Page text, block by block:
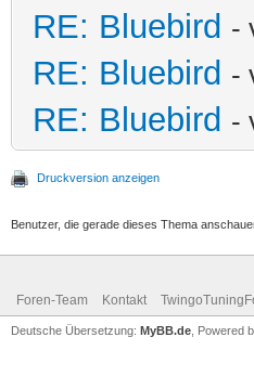
RE: Bluebird -
RE: Bluebird -
RE: Bluebird -
Druckversion anzeigen
Benutzer, die gerade dieses Thema
Foren-Team Kontakt
Deutsche Übersetzung: MyBB.de , Powered